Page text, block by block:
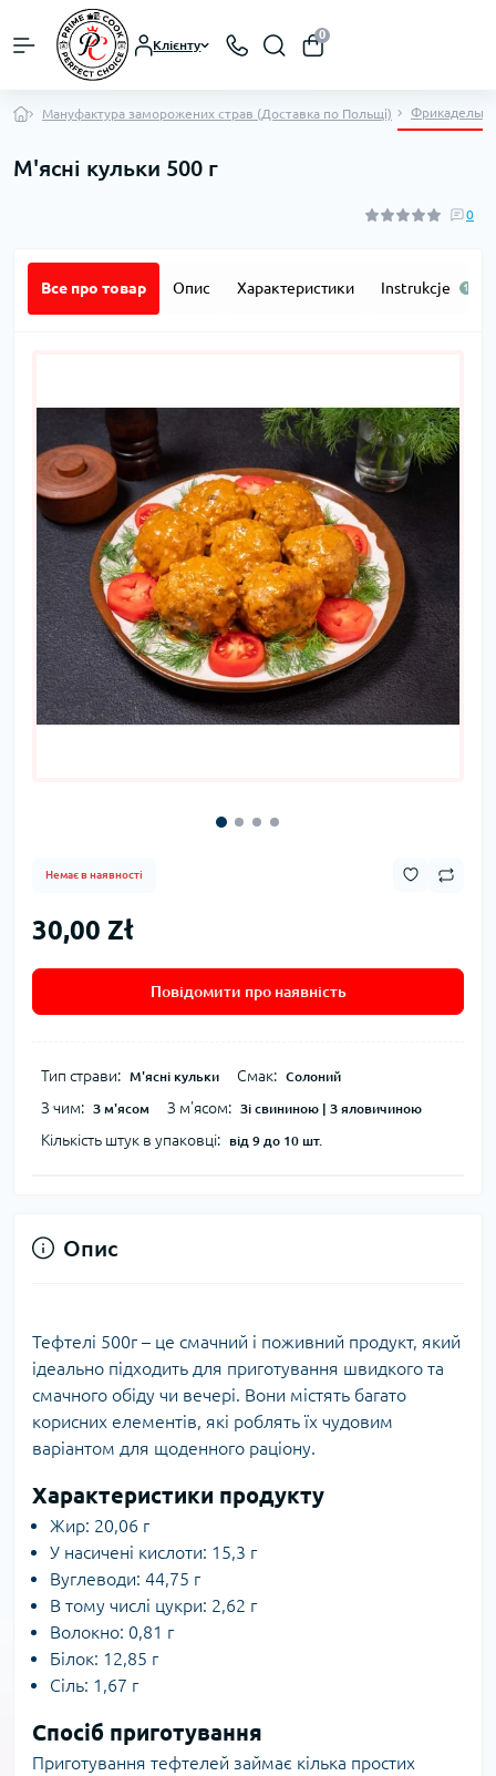
Клієнту
0
Мануфактура заморожених страв (Доставка по Польщі) Фрикадельки
М'ясні кульки 500 г
0
Все про товар Опис Характеристики Instrukcje 1
Немає в наявності
30,00 Zł
Повідомити про наявність
Тип страви: М'ясні кульки Смак: Солоний
З чим: З м'ясом З м'ясом: Зі свининою | З яловичиною
Кількість штук в упаковці: від 9 до 10 шт.
Опис
Тефтелі 500г – це смачний і поживний продукт, який
ідеально підходить для приготування швидкого та
смачного обіду чи вечері. Вони містять багато
корисних елементів, які роблять їх чудовим
варіантом для щоденного раціону.
Характеристики продукту
Жир: 20,06 г
У насичені кислоти: 15,3 г
Вуглеводи: 44,75 г
В тому числі цукри: 2,62 г
Волокно: 0,81 г
Білок: 12,85 г
Сіль: 1,67 г
Спосіб приготування
Приготування тефтелей займає кілька простих